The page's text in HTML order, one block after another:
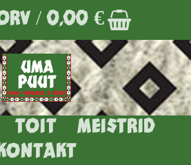
/0,00 €
TOIT
MEISTRID